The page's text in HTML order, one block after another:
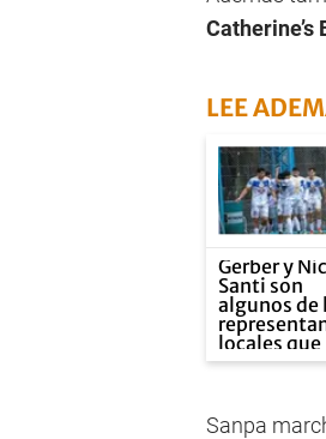
Catherine’s
LEE
Sanpa